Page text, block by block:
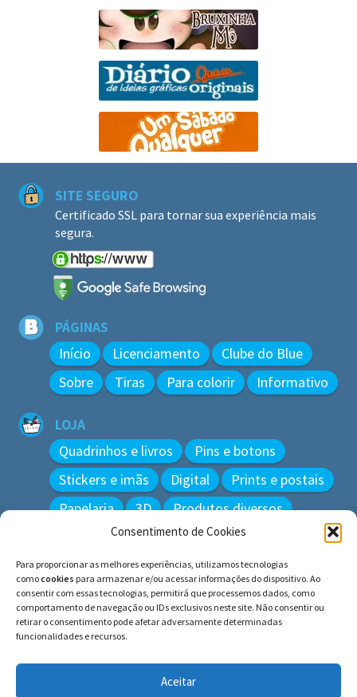
Consentimento de Cookies
Para proporcionar as melhores experiências, utilizamos tecnologias
comocookies para armazenar e/ou acessar informações do dispositivo. Ao
consentir com essas tecnologias, permitirá que processemos dados, como
comportamento de navegação ou IDs exclusivos neste site. Não consentir ou
retirar o consentimento pode afetar adversamente determinadas
funcionalidades e recursos.
Aceitar
SITE SEGURO
Certificado SSL para tornar sua experiência mais
segura.
PÁGINAS
Início Licenciamento
Clube do Blue
Sobre
Tiras Para colorir Informativo
LOJA
Quadrinhos e livros
Pins e botons
Stickers e imãs
Digital
Prints e postais
Papelaria
3D Produtos diversos
Pesquisar
por:
© BLUE e os gatos ∙ todos os direitos reservados.
Histórias inspiradas em gatos reais. Adote e cuide dos